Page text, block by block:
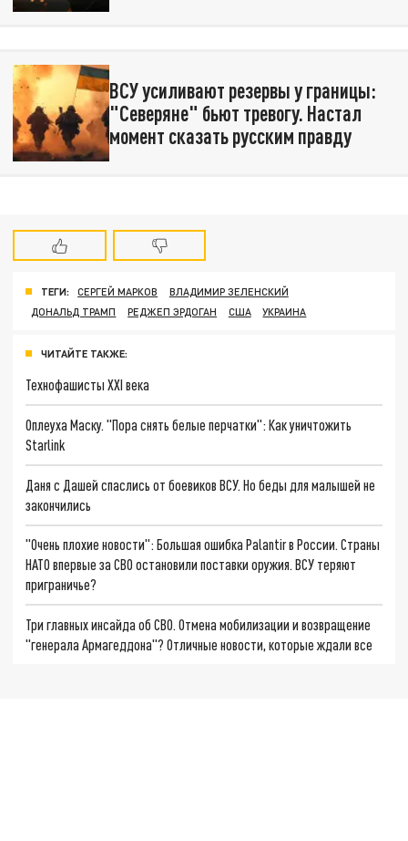
ВСУ усиливают резервы у границы:
"Северяне" бьют тревогу. Настал
момент сказать русским правду
ТЕГИ: СЕРГЕЙ МАРКОВ
ВЛАДИМИР ЗЕЛЕНСКИЙ
ДОНАЛЬД ТРАМП
РЕДЖЕП ЭРДОГАН США УКРАИНА
ЧИТАЙТЕ ТАКЖЕ:
Технофашисты XXI века
Оплеуха Маску. "Пора снять белые перчатки": Как уничтожить
Starlink
Даня с Дашей спаслись от боевиков ВСУ. Но беды для малышей не
закончились
"Очень плохие новости": Большая ошибка Palantir в России. Страны
НАТО впервые за СВО остановили поставки оружия. ВСУ теряют
приграничье?
Три главных инсайда об СВО. Отмена мобилизации и возвращение
"генерала Армагеддона"? Отличные новости, которые ждали все